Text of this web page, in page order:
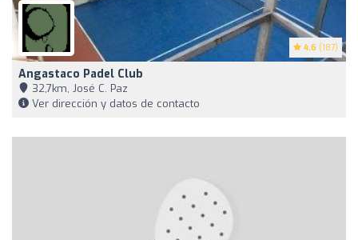
4.6 (187)
Angastaco Padel Club
32,7km, José C. Paz
Ver dirección y datos de contacto